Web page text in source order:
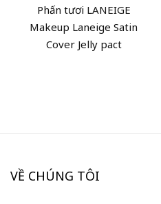
Phấn tươi LANEIGE
Makeup Laneige Satin
Cover Jelly pact
VỀ CHÚNG TÔI